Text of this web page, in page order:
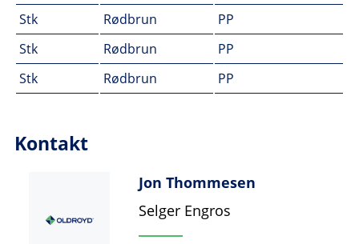
Stk
Rødbrun
PP
Stk
Rødbrun
PP
Stk
Rødbrun PP
Kontakt
Jon Thommesen
Selger Engros